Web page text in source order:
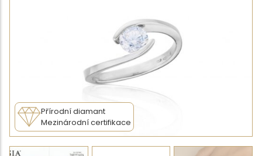
Přírodní diamant
Mezinárodní certifikace